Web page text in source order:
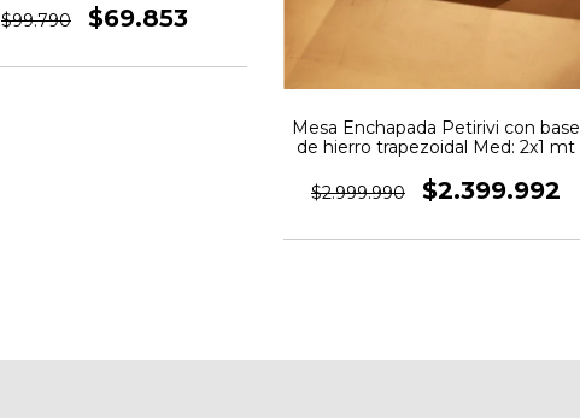
$99.790 $69.853
Mesa Enchapada Petirivi con base
de hierro trapezoidal Med: 2x1 mt
$2.999.990 $2.399.992